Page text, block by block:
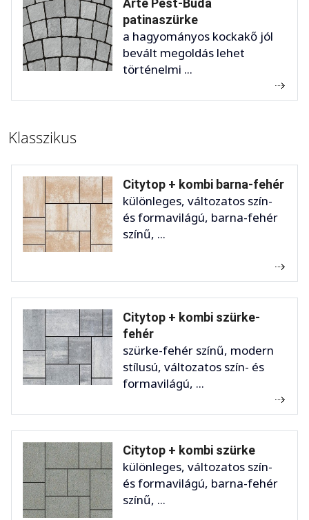
Arte Pest-Buda
patinaszürke
a hagyományos kockakő jól
bevált megoldás lehet
történelmi ...
Klasszikus
Citytop + kombi barna-fehér
különleges, változatos szín-
és formavilágú, barna-fehér
színű, ...
Citytop + kombi szürke-
fehér
szürke-fehér színű, modern
stílusú, változatos szín- és
formavilágú, ...
Citytop + kombi szürke
különleges, változatos szín-
és formavilágú, barna-fehér
színű, ...